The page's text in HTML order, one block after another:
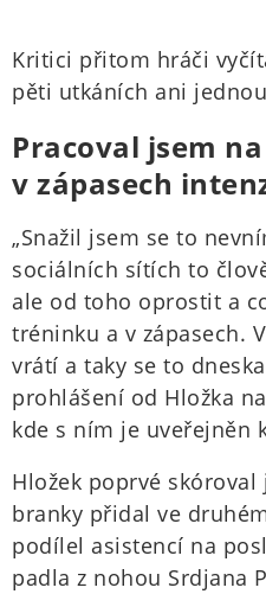
Kritici přitom hráči
pěti utkáních ani
Pracoval jsem
v zápasech
„Snažil jsem se to
sociálních sítích to
ale od toho oprostit a
tréninku a v zápasech.
vrátí a taky se to
prohlášení od Hložka
kde s ním je uveřejněn
Hložek poprvé
branky přidal ve
podílel asistencí na
padla z nohou Srdjana